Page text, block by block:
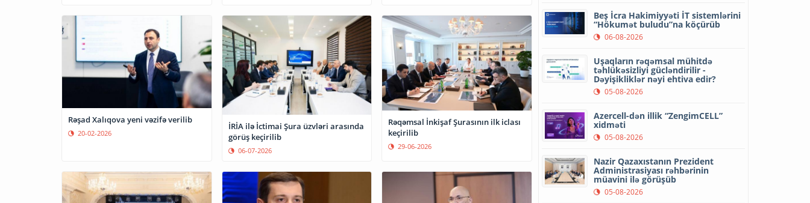
Rəşad Xalıqova yeni vəzifə verilib
20-02-2026
İRİA ilə İctimai Şura üzvləri arasında
görüş keçirilib
06-07-2026
Rəqəmsal İnkişaf Şurasının ilk iclası
keçirilib
29-06-2026
Beş İcra Hakimiyyəti İT sistemlərini
“Hökumət buludu”na köçürüb
06-08-2026
Uşaqların rəqəmsal mühitdə
təhlükəsizliyi gücləndirilir -
Dəyişikliklər nəyi ehtiva edir?
05-08-2026
Azercell-dən illik “ZengimCELL”
xidməti
05-08-2026
Nazir Qazaxıstanın Prezident
Administrasiyası rəhbərinin
müavini ilə görüşüb
05-08-2026